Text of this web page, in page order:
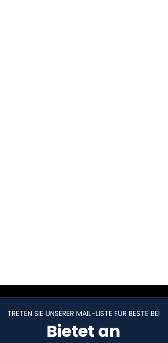
TRETEN SIE UNSERER MAIL-LISTE FÜR BESTE BEI
Bietet an